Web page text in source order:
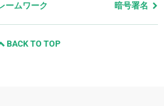
ームワーク 暗号署名
BACK TO TOP